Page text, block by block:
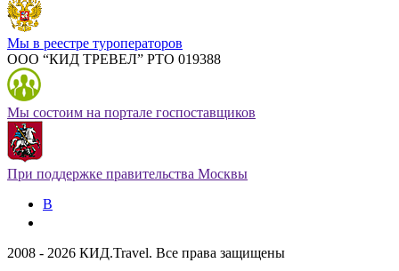
Мы в реестре туроператоров
ООО “КИД ТРЕВЕЛ” РТО 019388
Мы состоим на портале госпоставщиков
При поддержке правительства Москвы
В
2008 - 2026 КИД.Travel. Все права защищены